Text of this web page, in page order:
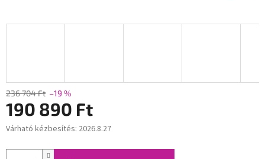
236 704 Ft –19 %
190 890 Ft
Egységár:
Várható kézbesítés: 2026.8.27